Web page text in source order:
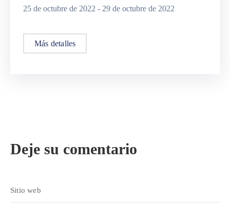
25 de octubre de 2022 - 29 de octubre de 2022
Más detalles
Deje su comentario